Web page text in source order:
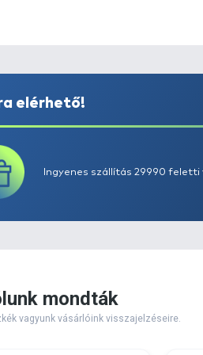
Extra elérhető!